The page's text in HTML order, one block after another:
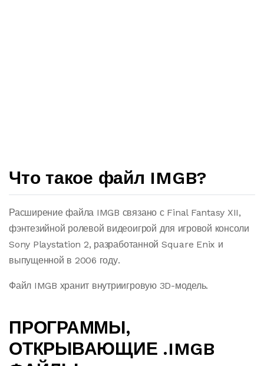
Что такое файл IMGB?
Расширение файла IMGB связано с Final Fantasy XII,
фэнтезийной ролевой видеоигрой для игровой консоли
Sony Playstation 2, разработанной Square Enix и
выпущенной в 2006 году.
Файл IMGB хранит внутриигровую 3D-модель.
ПРОГРАММЫ,
ОТКРЫВАЮЩИЕ .IMGB